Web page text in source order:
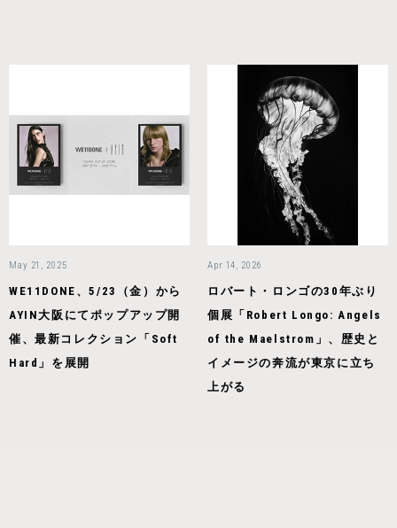
May 21, 2025
WE11DONE、5/23（金）から
AYIN大阪にてポップアップ開
催、最新コレクション「Soft
Hard」を展開
Apr 14, 2026
ロバート・ロンゴの30年ぶり
個展「Robert Longo: Angels
of the Maelstrom」、歴史と
イメージの奔流が東京に立ち
上がる